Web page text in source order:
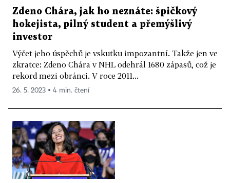
Zdeno Chára, jak ho neznáte: špičkový
hokejista, pilný student a přemýšlivý
investor
Výčet jeho úspěchů je vskutku impozantní. Takže jen ve
zkratce: Zdeno Chára v NHL odehrál 1680 zápasů, což je
rekord mezi obránci. V roce 2011...
26. 5. 2023 ▪ 4 min. čtení